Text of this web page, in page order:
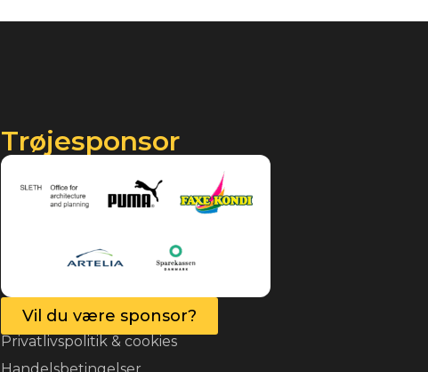
Trøjesponsor
Vil du være sponsor?
Privatlivspolitik & cookies